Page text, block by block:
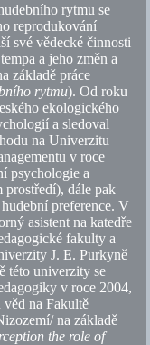
rytmu se
reprodukování
své vědecké činnosti
a jeho změn a
základě práce
rytmu). Od roku
ekologického
a sledoval
na Univerzitu
v roce
psychologie a
prostředí), dále pak
preference. V
asistent na katedře
fakulty a
J. E. Purkyně
této univerzity se
v roce 2004,
na Fakultě
na základě
the role of